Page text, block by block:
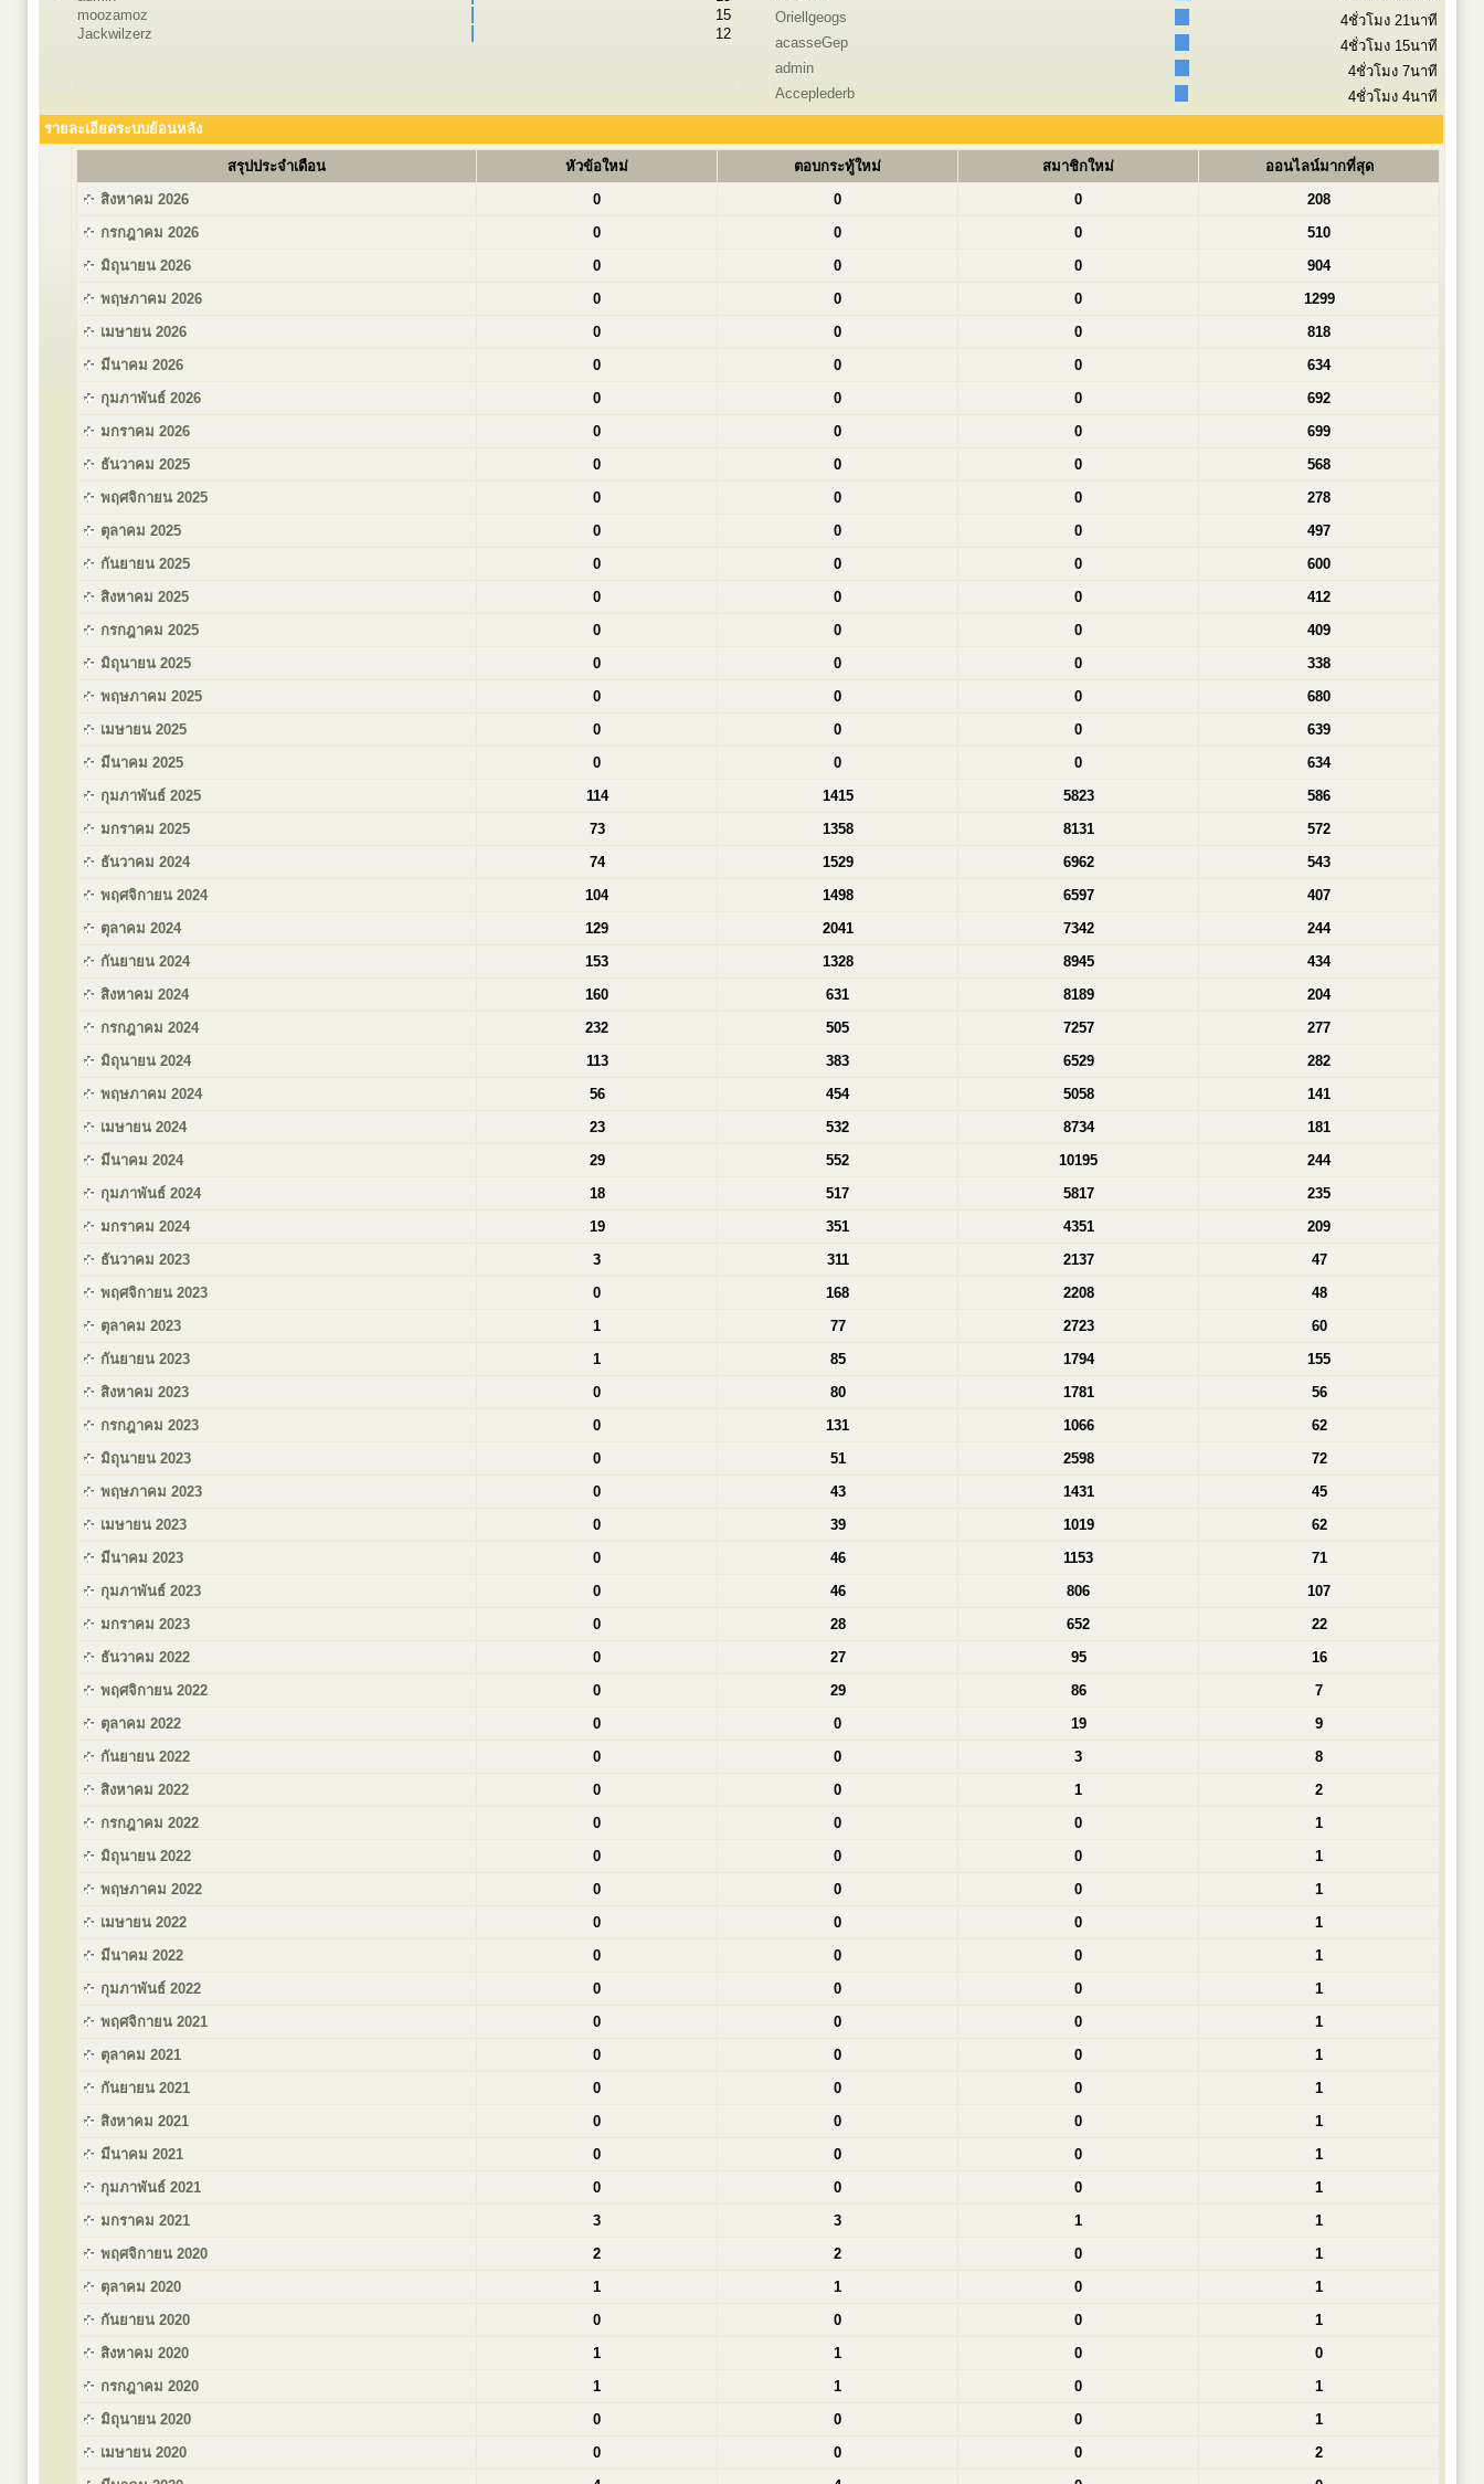
moozamoz
15
Jackwilzerz
12
Oriellgeogs
4ชั่วโมง 21นาที
acasseGep
4ชั่วโมง 15นาที
admin
4ชั่วโมง 7นาที
Acceplederb
4ชั่วโมง 4นาที
รายละเอียดระบบย้อนหลัง
สรุปประจำเดือน หัวข้อใหม่ ตอบกระทู้ใหม่ สมาชิกใหม่
ออนไลน์มากที่สุด
สิงหาคม 2026
0 0 0
208
กรกฎาคม 2026
0 0 0
510
มิถุนายน 2026
0 0 0
904
พฤษภาคม 2026
0 0 0
1299
เมษายน 2026
0 0 0
818
มีนาคม 2026
0 0 0
634
กุมภาพันธ์ 2026
0 0 0
692
มกราคม 2026
0 0 0
699
ธันวาคม 2025
0 0 0
568
พฤศจิกายน 2025
0 0 0
278
ตุลาคม 2025
0 0 0
497
กันยายน 2025
0 0 0
600
สิงหาคม 2025
0 0 0
412
กรกฎาคม 2025
0 0 0
409
มิถุนายน 2025
0 0 0
338
พฤษภาคม 2025
0 0 0
680
เมษายน 2025
0 0 0
639
มีนาคม 2025
0 0 0
634
กุมภาพันธ์ 2025
114 1415 5823
586
มกราคม 2025
73 1358 8131
572
ธันวาคม 2024
74 1529 6962
543
พฤศจิกายน 2024
104 1498 6597
407
ตุลาคม 2024
129 2041 7342
244
กันยายน 2024
153 1328 8945
434
สิงหาคม 2024
160 631 8189
204
กรกฎาคม 2024
232 505 7257
277
มิถุนายน 2024
113 383 6529
282
พฤษภาคม 2024
56 454 5058
141
เมษายน 2024
23 532 8734
181
มีนาคม 2024
29 552 10195
244
กุมภาพันธ์ 2024
18 517 5817
235
มกราคม 2024
19 351 4351
209
ธันวาคม 2023
3 311 2137
47
พฤศจิกายน 2023
0 168 2208
48
ตุลาคม 2023
1 77 2723
60
กันยายน 2023
1 85 1794
155
สิงหาคม 2023
0 80 1781
56
กรกฎาคม 2023
0 131 1066
62
มิถุนายน 2023
0 51 2598
72
พฤษภาคม 2023
0 43 1431
45
เมษายน 2023
0 39 1019
62
มีนาคม 2023
0 46 1153
71
กุมภาพันธ์ 2023
0 46 806
107
มกราคม 2023
0 28 652
22
ธันวาคม 2022
0 27 95
16
พฤศจิกายน 2022
0 29 86
7
ตุลาคม 2022
0 0 19
9
กันยายน 2022
0 0 3
8
สิงหาคม 2022
0 0 1
2
กรกฎาคม 2022
0 0 0
1
มิถุนายน 2022
0 0 0
1
พฤษภาคม 2022
0 0 0
1
เมษายน 2022
0 0 0
1
มีนาคม 2022
0 0 0
1
กุมภาพันธ์ 2022
0 0 0
1
พฤศจิกายน 2021
0 0 0
1
ตุลาคม 2021
0 0 0
1
กันยายน 2021
0 0 0
1
สิงหาคม 2021
0 0 0
1
มีนาคม 2021
0 0 0
1
กุมภาพันธ์ 2021
0 0 0
1
มกราคม 2021
3 3 1
1
พฤศจิกายน 2020
2 2 0
1
ตุลาคม 2020
1 1 0
1
กันยายน 2020
0 0 0
1
สิงหาคม 2020
1 1 0
0
กรกฎาคม 2020
1 1 0
1
มิถุนายน 2020
0 0 0
1
เมษายน 2020
0 0 0
2